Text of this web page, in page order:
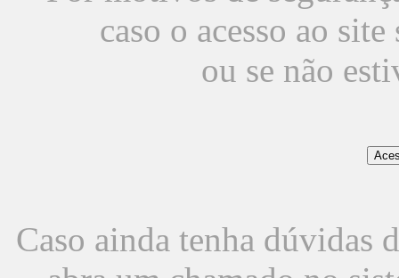
caso o acesso ao
ou se não
Caso ainda tenha dúvidas